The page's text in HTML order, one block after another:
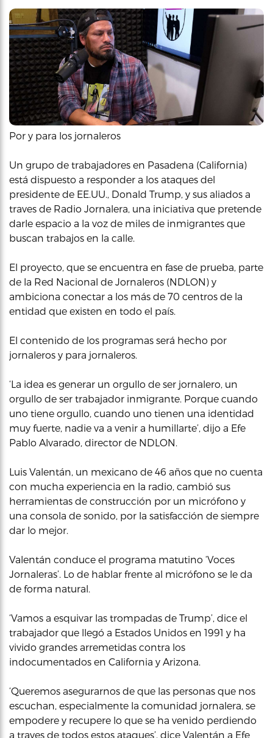
Por y para los jornaleros
Un grupo de trabajadores en Pasadena (California)
está dispuesto a responder a los ataques del
presidente de EE.UU., Donald Trump, y sus aliados a
traves de Radio Jornalera, una iniciativa que pretende
darle espacio a la voz de miles de inmigrantes que
buscan trabajos en la calle.
El proyecto, que se encuentra en fase de prueba, parte
de la Red Nacional de Jornaleros (NDLON) y
ambiciona conectar a los más de 70 centros de la
entidad que existen en todo el país.
El contenido de los programas será hecho por
jornaleros y para jornaleros.
‘La idea es generar un orgullo de ser jornalero, un
orgullo de ser trabajador inmigrante. Porque cuando
uno tiene orgullo, cuando uno tienen una identidad
muy fuerte, nadie va a venir a humillarte’, dijo a Efe
Pablo Alvarado, director de NDLON.
Luis Valentán, un mexicano de 46 años que no cuenta
con mucha experiencia en la radio, cambió sus
herramientas de construcción por un micrófono y
una consola de sonido, por la satisfacción de siempre
dar lo mejor.
Valentán conduce el programa matutino ‘Voces
Jornaleras’. Lo de hablar frente al micrófono se le da
de forma natural.
‘Vamos a esquivar las trompadas de Trump’, dice el
trabajador que llegó a Estados Unidos en 1991 y ha
vivido grandes arremetidas contra los
indocumentados en California y Arizona.
‘Queremos asegurarnos de que las personas que nos
escuchan, especialmente la comunidad jornalera, se
empodere y recupere lo que se ha venido perdiendo
a traves de todos estos ataques’, dice Valentán a Efe